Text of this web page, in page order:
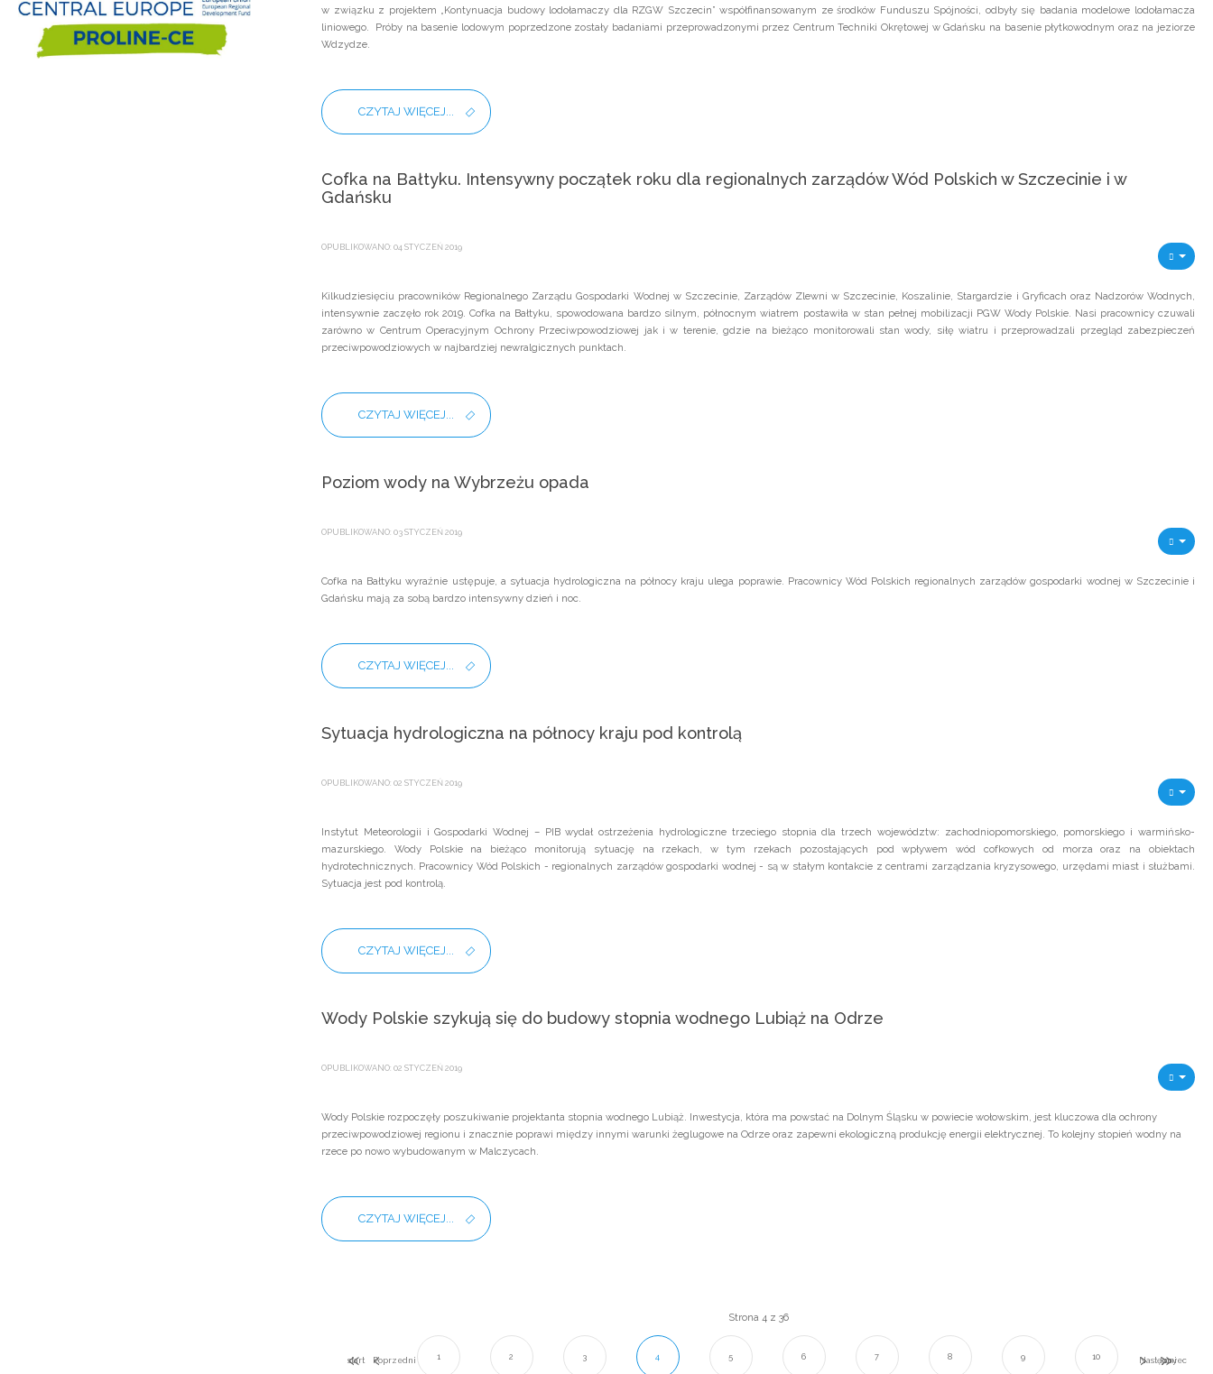
w związku z projektem „Kontynuacja budowy lodołamaczy dla RZGW Szczecin” współfinansowanym ze środków Funduszu Spójności, odbyły się badania modelowe lodołamacza
liniowego. Próby na basenie lodowym poprzedzone zostały badaniami przeprowadzonymi przez Centrum Techniki Okrętowej w Gdańsku na basenie płytkowodnym oraz na jeziorze
Wdzydze.
CZYTAJ WIĘCEJ...
Cofka na Bałtyku. Intensywny początek roku dla regionalnych zarządów Wód Polskich w Szczecinie i w
Gdańsku
OPUBLIKOWANO: 04 STYCZEŃ 2019
Kilkudziesięciu pracowników Regionalnego Zarządu Gospodarki Wodnej w Szczecinie, Zarządów Zlewni w Szczecinie, Koszalinie, Stargardzie i Gryficach oraz Nadzorów Wodnych,
intensywnie zaczęło rok 2019. Cofka na Bałtyku, spowodowana bardzo silnym, północnym wiatrem postawiła w stan pełnej mobilizacji PGW Wody Polskie. Nasi pracownicy czuwali
zarówno w Centrum Operacyjnym Ochrony Przeciwpowodziowej jak i w terenie, gdzie na bieżąco monitorowali stan wody, siłę wiatru i przeprowadzali przegląd zabezpieczeń
przeciwpowodziowych w najbardziej newralgicznych punktach.
CZYTAJ WIĘCEJ...
Poziom wody na Wybrzeżu opada
OPUBLIKOWANO: 03 STYCZEŃ 2019
Cofka na Bałtyku wyraźnie ustępuje, a sytuacja hydrologiczna na północy kraju ulega poprawie. Pracownicy Wód Polskich regionalnych zarządów gospodarki wodnej w Szczecinie i
Gdańsku mają za sobą bardzo intensywny dzień i noc.
CZYTAJ WIĘCEJ...
Sytuacja hydrologiczna na północy kraju pod kontrolą
OPUBLIKOWANO: 02 STYCZEŃ 2019
Instytut Meteorologii i Gospodarki Wodnej – PIB wydał ostrzeżenia hydrologiczne trzeciego stopnia dla trzech województw: zachodniopomorskiego, pomorskiego i warmińsko-
mazurskiego. Wody Polskie na bieżąco monitorują sytuację na rzekach, w tym rzekach pozostających pod wpływem wód cofkowych od morza oraz na obiektach
hydrotechnicznych. Pracownicy Wód Polskich - regionalnych zarządów gospodarki wodnej - są w stałym kontakcie z centrami zarządzania kryzysowego, urzędami miast i służbami.
Sytuacja jest pod kontrolą.
CZYTAJ WIĘCEJ...
Wody Polskie szykują się do budowy stopnia wodnego Lubiąż na Odrze
OPUBLIKOWANO: 02 STYCZEŃ 2019
Wody Polskie rozpoczęły poszukiwanie projektanta stopnia wodnego Lubiąż. Inwestycja, która ma powstać na Dolnym Śląsku w powiecie wołowskim, jest kluczowa dla ochrony
przeciwpowodziowej regionu i znacznie poprawi między innymi warunki żeglugowe na Odrze oraz zapewni ekologiczną produkcję energii elektrycznej. To kolejny stopień wodny na
rzece po nowo wybudowanym w Malczycach.
CZYTAJ WIĘCEJ...
Strona 4 z 36
start
Poprzedni
1 2 3 4 5 6 7 8 9 10
Następny
koniec